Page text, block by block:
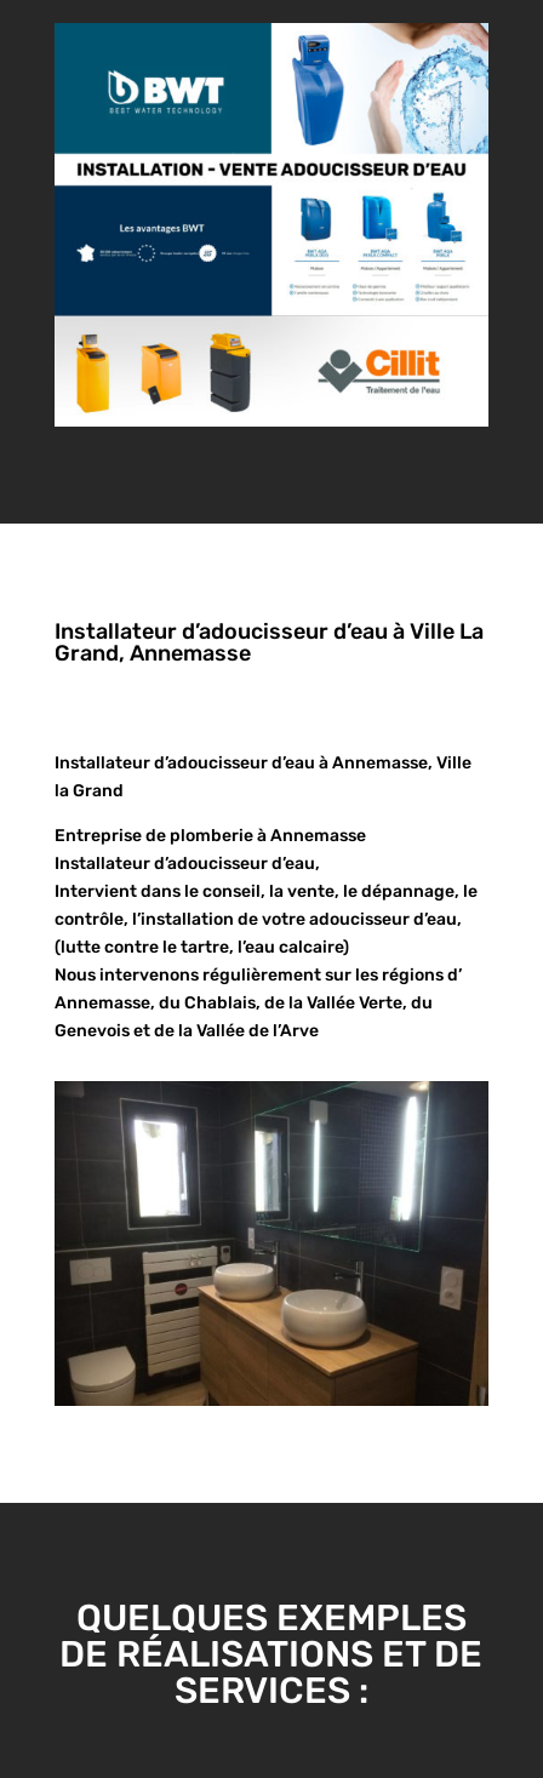
Installateur d’adoucisseur d’eau à Ville La
Grand, Annemasse
Installateur d’adoucisseur d’eau à Annemasse, Ville
la Grand
Entreprise de plomberie à Annemasse
Installateur d’adoucisseur d’eau,
Intervient dans le conseil, la vente, le dépannage, le
contrôle, l’installation de votre adoucisseur d’eau,
(lutte contre le tartre, l’eau calcaire)
Nous intervenons régulièrement sur les régions d’
Annemasse, du Chablais, de la Vallée Verte, du
Genevois et de la Vallée de l’Arve
QUELQUES EXEMPLES
DE RÉALISATIONS ET DE
SERVICES :